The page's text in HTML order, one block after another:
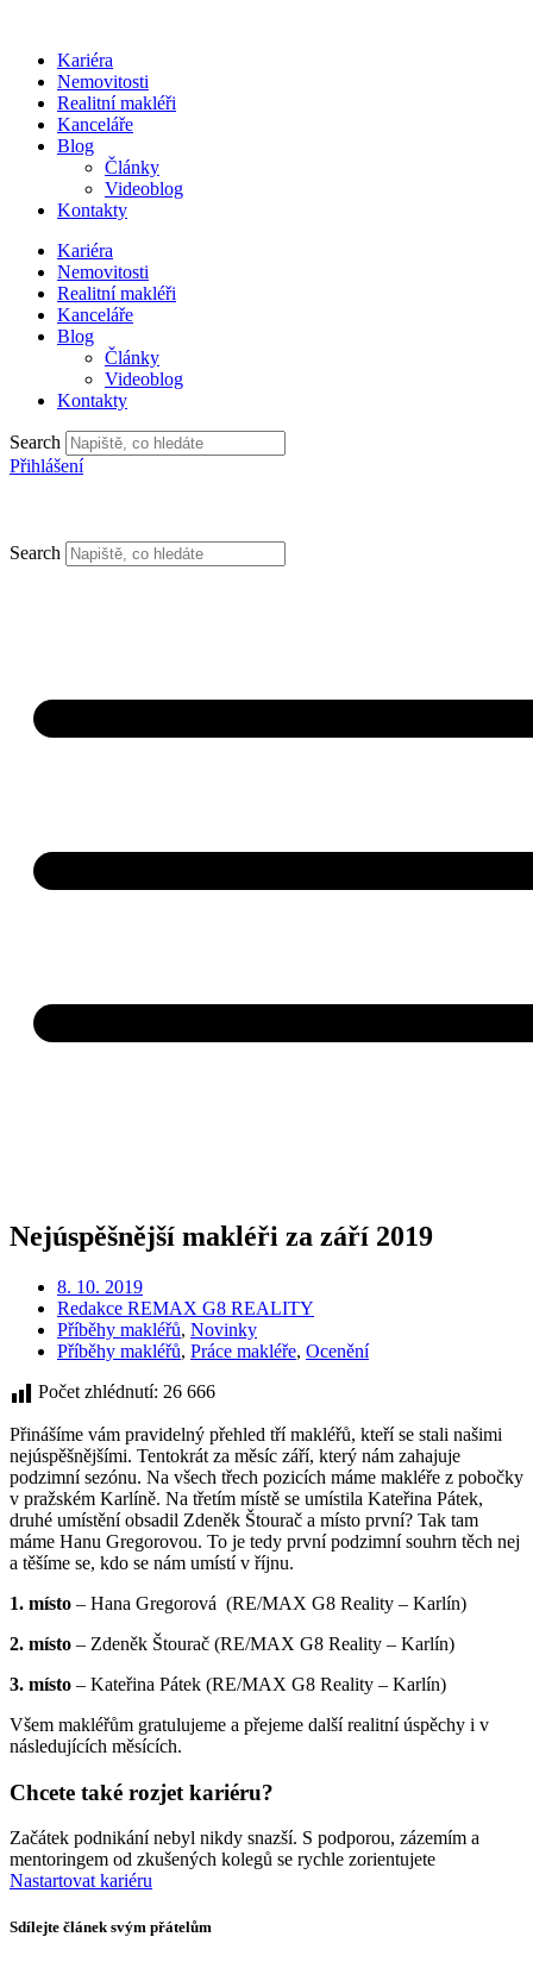
obsahuKariéra
Nemovitosti
Realitní makléři
Kanceláře
Blog
Články
Videoblog
Kontakty
Kariéra
Nemovitosti
Realitní makléři
Kanceláře
Blog
Články
Videoblog
Kontakty
Search
Přihlášení
Search
Nejúspěšnější makléři za září 2019
8. 10. 2019
Redakce REMAX G8 REALITY
Příběhy makléřů, Novinky
Příběhy makléřů, Práce makléře, Ocenění
Počet zhlédnutí: 26 666
Přinášíme vám pravidelný přehled tří makléřů, kteří se stali našimi
nejúspěšnějšími. Tentokrát za měsíc září, který nám zahajuje
podzimní sezónu. Na všech třech pozicích máme makléře z pobočky
v pražském Karlíně. Na třetím místě se umístila Kateřina Pátek,
druhé umístění obsadil Zdeněk Štourač a místo první? Tak tam
máme Hanu Gregorovou. To je tedy první podzimní souhrn těch nej
a těšíme se, kdo se nám umístí v říjnu.
1. místo – Hana Gregorová (RE/MAX G8 Reality – Karlín)
2. místo – Zdeněk Štourač (RE/MAX G8 Reality – Karlín)
3. místo – Kateřina Pátek (RE/MAX G8 Reality – Karlín)
Všem makléřům gratulujeme a přejeme další realitní úspěchy i v
následujících měsících.
Chcete také rozjet kariéru?
Začátek podnikání nebyl nikdy snazší. S podporou, zázemím a
mentoringem od zkušených kolegů se rychle zorientujete
Nastartovat kariéru
Sdílejte článek svým přátelům